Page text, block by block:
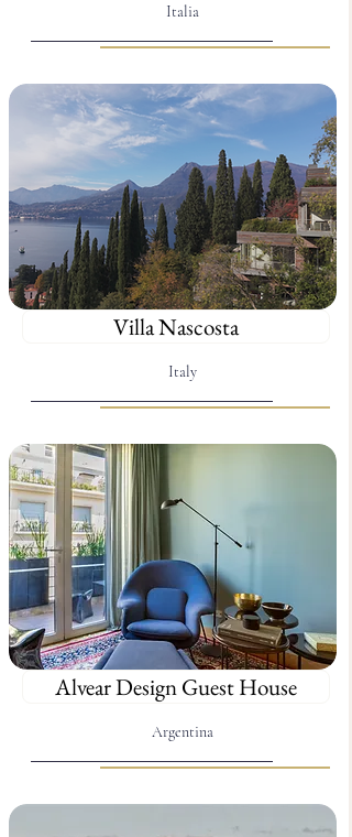
Italia
Villa Nascosta
Italy
Alvear Design Guest House
Argentina